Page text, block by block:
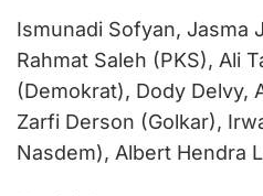
Ismunadi Sofyan, Jasma
Rahmat Saleh (PKS), Ali
(Demokrat), Dody Delvy,
Zarfi Derson (Golkar),
Nasdem), Albert Hendra